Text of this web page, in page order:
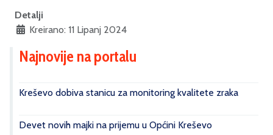
Detalji
Kreirano: 11 Lipanj 2024
Najnovije na portalu
Kreševo dobiva stanicu za monitoring kvalitete zraka
Devet novih majki na prijemu u Općini Kreševo